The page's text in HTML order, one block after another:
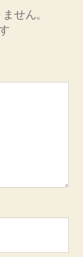
せん。